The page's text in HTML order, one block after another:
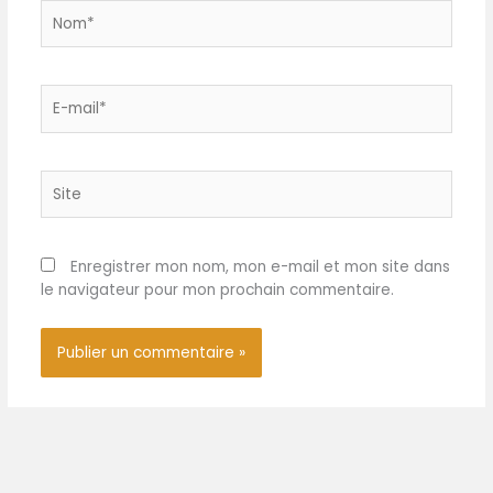
sont belles et pratiques,
seulement être utilisées
table pour les mariages, les
cuisine, torchons ou pour
les ensembles de photos
pour créer un look
multicouche
la machine à laver
mail*
Enregistrer mon nom, mon e-mail et mon site dans
le navigateur pour mon prochain commentaire.